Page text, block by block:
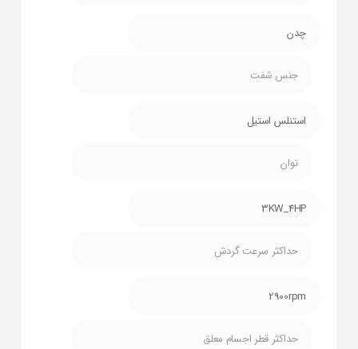
چدن
جنس شفت
استنلس استیل
توان
3KW_4HP
حداکثر سرعت گردش
2900rpm
حداکثر قطر اجسام معلق